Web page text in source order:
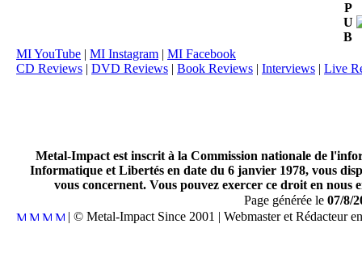
P
U
B
MI YouTube | MI Instagram | MI Facebook
CD Reviews | DVD Reviews | Book Reviews | Interviews | Live
Metal-Impact est inscrit à la Commission nationale de
Informatique et Libertés en date du 6 janvier 1978, vous
vous concernent. Vous pouvez exercer ce droit en
Page générée le 07/8/
| © Metal-Impact Since 2001 | Webmaster et Rédacteur